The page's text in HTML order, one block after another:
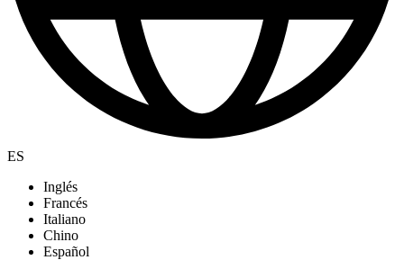
ES
Inglés
Francés
Italiano
Chino
Español